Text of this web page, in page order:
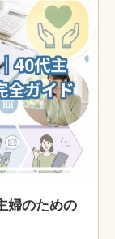
婦のための